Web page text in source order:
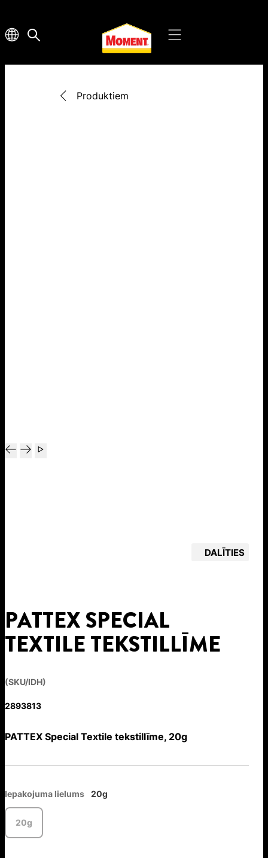
Produktiem
DALĪTIES
PATTEX SPECIAL
TEXTILE TEKSTILLĪME
(SKU/IDH)
2893813
PATTEX Special Textile tekstillīme, 20g
Iepakojuma lielums 20g
20g